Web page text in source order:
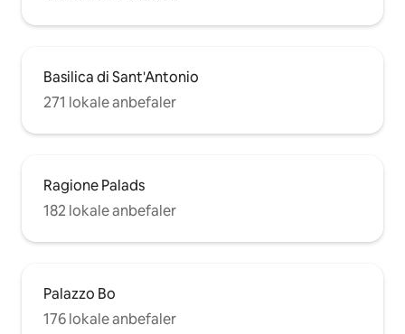
Basilica di Sant'Antonio
271 lokale anbefaler
Ragione Palads
182 lokale anbefaler
Palazzo Bo
176 lokale anbefaler